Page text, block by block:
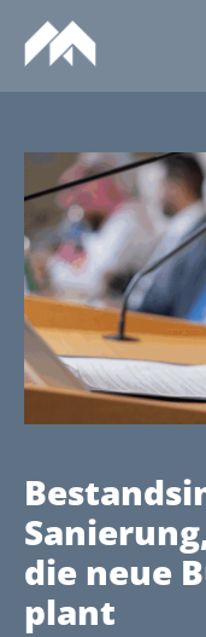
die neue
plant